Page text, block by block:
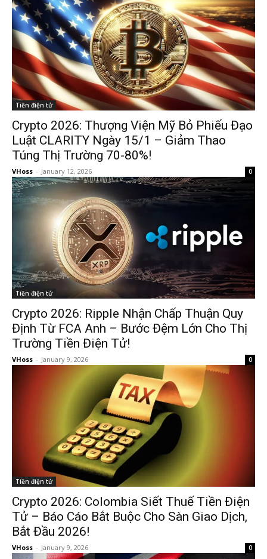
Tiền điện tử
Crypto 2026: Thượng Viện Mỹ Bỏ Phiếu Đạo
Luật CLARITY Ngày 15/1 – Giảm Thao
Túng Thị Trường 70-80%!
VHoss - January 12, 2026 0
Tiền điện tử
Crypto 2026: Ripple Nhận Chấp Thuận Quy
Định Từ FCA Anh – Bước Đệm Lớn Cho Thị
Trường Tiền Điện Tử!
VHoss - January 9, 2026 0
Tiền điện tử
Crypto 2026: Colombia Siết Thuế Tiền Điện
Tử – Báo Cáo Bắt Buộc Cho Sàn Giao Dịch,
Bắt Đầu 2026!
VHoss - January 9, 2026 0